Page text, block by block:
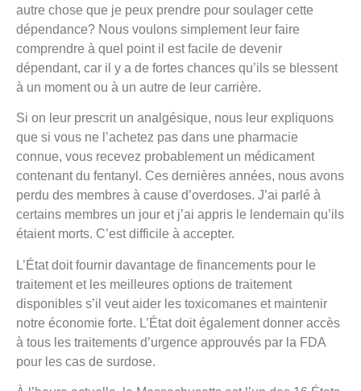
autre chose que je peux prendre pour soulager cette
dépendance? Nous voulons simplement leur faire
comprendre à quel point il est facile de devenir
dépendant, car il y a de fortes chances qu’ils se blessent
à un moment ou à un autre de leur carrière.
Si on leur prescrit un analgésique, nous leur expliquons
que si vous ne l’achetez pas dans une pharmacie
connue, vous recevez probablement un médicament
contenant du fentanyl. Ces dernières années, nous avons
perdu des membres à cause d’overdoses. J’ai parlé à
certains membres un jour et j’ai appris le lendemain qu’ils
étaient morts. C’est difficile à accepter.
L’État doit fournir davantage de financements pour le
traitement et les meilleures options de traitement
disponibles s’il veut aider les toxicomanes et maintenir
notre économie forte. L’État doit également donner accès
à tous les traitements d’urgence approuvés par la FDA
pour les cas de surdose.